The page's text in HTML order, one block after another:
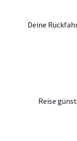
Deine
Reise